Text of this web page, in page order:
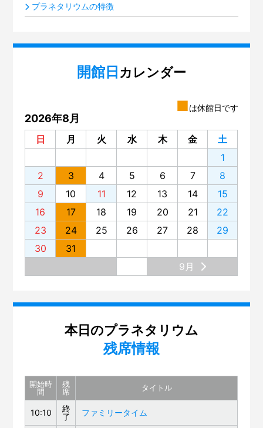
プラネタリウムの特徴
開館日 カレンダー
■は休館日です
2026年8月
日 月 火 水 木 金
土
1
2
3 4 5 6 7
8
9
10 11 12 13 14
15
16
17 18 19 20 21
22
23
24 25 26 27 28
29
30
31
9月
本日のプラネタリウム
残席情報
開始時
間
残
席
タイトル
10:10
終
了
ファミリータイム